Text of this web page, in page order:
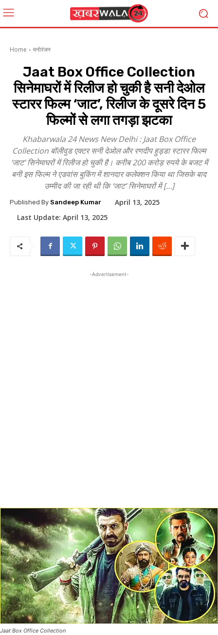
Home मनोरंजन
Jaat Box Office Collection
सिनेमाघरों में रिलीज हो चुकी है सनी देओल
स्टारर फिल्म ‘जाट’, रिलीज के दूसरे दिन 5
फिल्मों से लगा तगड़ा झटका
Khabarwala 24 News New Delhi : Jaat Box Office
Collection बॉलीवुड एक्टर सनी देओल और रणदीप हुड्डा स्टारर फिल्म
‘जाट’ सिनेमाघरों में रिलीज हो चुकी है। करीब 200 करोड़ रुपये के बजट में
बनी इस फिल्म ने एडवांस बुकिंग में शानदार कलेक्शन किया था जिसके बाद
उम्मीद की जा रही थी कि ‘जाट’ सिनेमाघरों में […]
Published By Sandeep Kumar
April 13, 2025
Last Update: April 13, 2025
-Advertisement-
Jaat Box Office Collection